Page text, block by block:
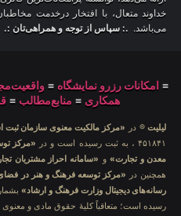
خداوند متعال، با افتخار درخدمت
می‌باشد. .: سپاس از توجه و همراهی‌تان :.
≡ امکانات رزرو نمایشگاه ≡
همکاری ≡ منابع‌مطالب ≡
لیلیت® در «مرکز مالکیت معنوی سازمان ثبت
۴۵۱۸۴۱ ، به ثبت رسیده است و در
«مرکز
معدن و تجارت»و «سامانه احراز مشتریان
همچنین در «مرکز توسعه فرهنگ و هنر در
رسانه‌های دیجیتال وزارت فرهنگ و ارشاد»
رسیده است؛ متعاقباً کلیهٔ حقوق مادی و